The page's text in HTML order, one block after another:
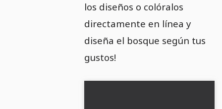
los diseños o colóralos
directamente en línea y
diseña el bosque según tus
gustos!